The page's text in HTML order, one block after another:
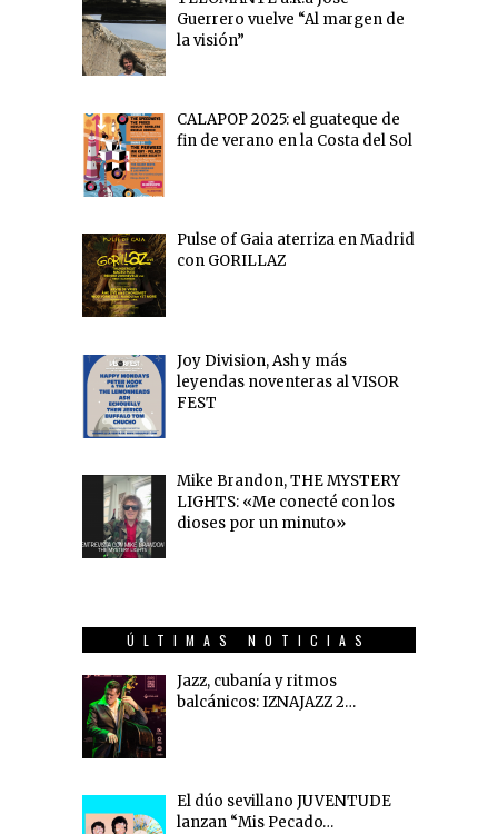
Guerrero vuelve “Al margen de
la visión”
CALAPOP 2025: el guateque de
fin de verano en la Costa del Sol
Pulse of Gaia aterriza en Madrid
con GORILLAZ
Joy Division, Ash y más
leyendas noventeras al VISOR
FEST
Mike Brandon, THE MYSTERY
LIGHTS: «Me conecté con los
dioses por un minuto»
ÚLTIMAS NOTICIAS
Jazz, cubanía y ritmos
balcánicos: IZNAJAZZ 2…
El dúo sevillano JUVENTUDE
lanzan “Mis Pecado…